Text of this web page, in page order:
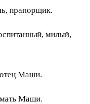
прапорщик.
милый,
Маши.
Маши.